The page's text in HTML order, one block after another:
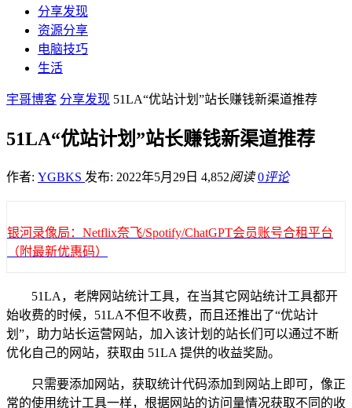
分享发现
资源分享
电脑技巧
生活
宇哥博客 分享发现 51LA“优站计划”站长赚钱新渠道推荐
51LA“优站计划”站长赚钱新渠道推荐
作者: YGBKS 发布: 2022年5月29日 4,852阅读 0评论
银河录像局：Netflix奈飞/Spotify/ChatGPT会员账号合租平台
（附最新优惠码）
51LA，老牌网站统计工具，在当其它网站统计工具都开
始收费的时候，51LA不但不收费，而且还推出了“优站计
划”，助力站长运营网站，加入该计划的站长们可以通过不断
优化自己的网站，获取由 51LA 提供的收益奖励。
只需要添加网站，获取统计代码添加到网站上即可，像正
常的使用统计工具一样，根据网站的访问量情况获取不同的收